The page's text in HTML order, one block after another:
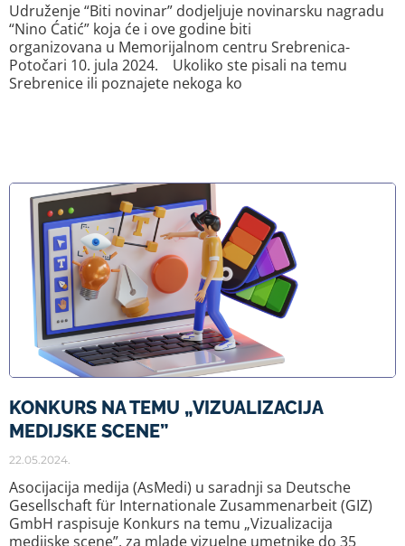
Udruženje “Biti novinar” dodjeljuje novinarsku nagradu
“Nino Ćatić” koja će i ove godine biti
organizovana u Memorijalnom centru Srebrenica-
Potočari 10. jula 2024. Ukoliko ste pisali na temu
Srebrenice ili poznajete nekoga ko
KONKURS NA TEMU „VIZUALIZACIJA
MEDIJSKE SCENE”
22.05.2024.
Asocijacija medija (AsMedi) u saradnji sa Deutsche
Gesellschaft für Internationale Zusammenarbeit (GIZ)
GmbH raspisuje Konkurs na temu „Vizualizacija
medijske scene”, za mlade vizuelne umetnike do 35